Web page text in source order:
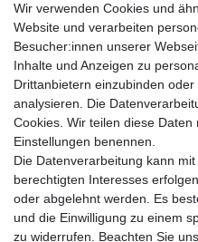
Top Themen
Adventskalender
Service
Versandinfos
FAQ
Ersatzteile
Registrieren
Wir versenden mit
Wir verwenden Cookies und
Website und verarbeiten
Besucher:innen unserer
Inhalte und Anzeigen zu
Drittanbietern einzubinden
analysieren. Die
Cookies. Wir teilen diese
Einstellungen benennen.
Die Datenverarbeitung kann
berechtigten Interesses
oder abgelehnt werden. Es
und die Einwilligung zu einem
zu widerrufen. Beachten Sie